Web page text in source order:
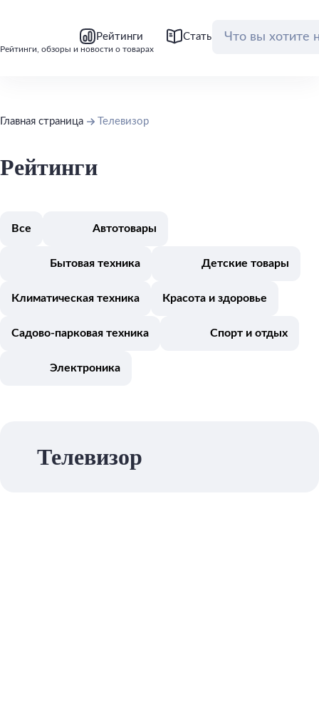
Рейтинги, обзоры и новости о товарах
Рейтинги Статьи Обзоры
Главная страница Телевизор
Рейтинги
Все Автотовары
Бытовая техника Детские товары
Климатическая техника Красота и здоровье
Садово-парковая техника Спорт и отдых
Электроника
Телевизор